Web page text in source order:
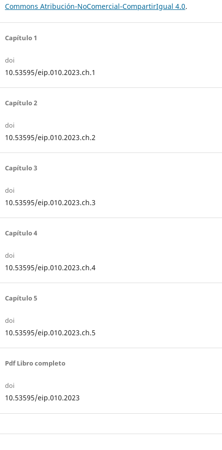
Commons Atribución-NoComercial-CompartirIgual 4.0.
Capítulo 1
doi
10.53595/eip.010.2023.ch.1
Capítulo 2
doi
10.53595/eip.010.2023.ch.2
Capítulo 3
doi
10.53595/eip.010.2023.ch.3
Capítulo 4
doi
10.53595/eip.010.2023.ch.4
Capítulo 5
doi
10.53595/eip.010.2023.ch.5
Pdf Libro completo
doi
10.53595/eip.010.2023